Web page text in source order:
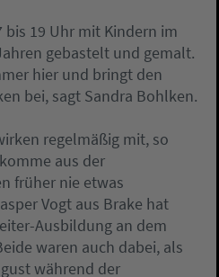
19 Uhr mit Kindern im
gebastelt und gemalt.
hier und bringt den
bei, sagt Sandra Bohlken.
regelmäßig mit, so
aus der
früher nie etwas
Vogt aus Brake hat
Ausbildung an dem
waren auch dabei, als
während der